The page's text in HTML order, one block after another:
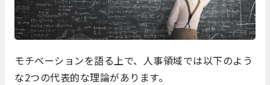
モチベーションを語る上で、人事領域では以下のよう
な2つの代表的な理論があります。